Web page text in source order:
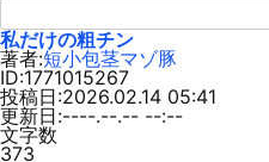
私だけの粗チン
著者:短小包茎マゾ豚
ID:1771015267
投稿日:2026.02.14 05:41
更新日:----.--.-- --:--
文字数
373